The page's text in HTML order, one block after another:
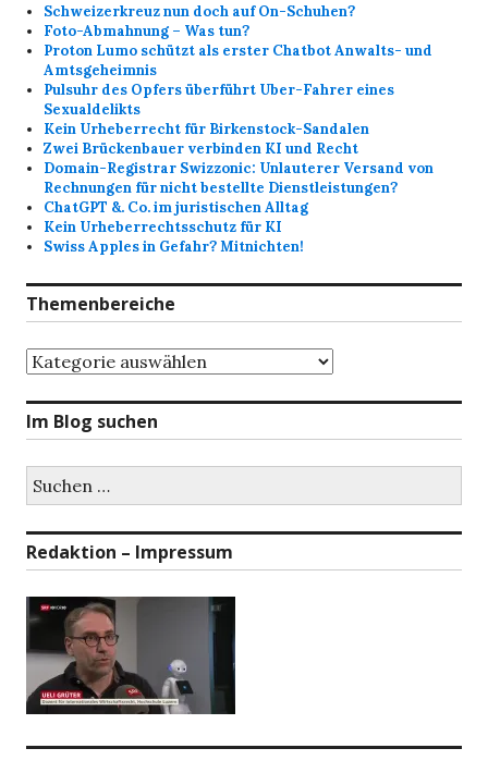
Schweizerkreuz nun doch auf On-Schuhen?
Foto-Abmahnung – Was tun?
Proton Lumo schützt als erster Chatbot Anwalts- und
Amtsgeheimnis
Pulsuhr des Opfers überführt Uber-Fahrer eines
Sexualdelikts
Kein Urheberrecht für Birkenstock-Sandalen
Zwei Brückenbauer verbinden KI und Recht
Domain-Registrar Swizzonic: Unlauterer Versand von
Rechnungen für nicht bestellte Dienstleistungen?
ChatGPT &. Co. im juristischen Alltag
Kein Urheberrechtsschutz für KI
Swiss Apples in Gefahr? Mitnichten!
Themenbereiche
Themenbereiche
Im Blog suchen
nach:
Redaktion – Impressum